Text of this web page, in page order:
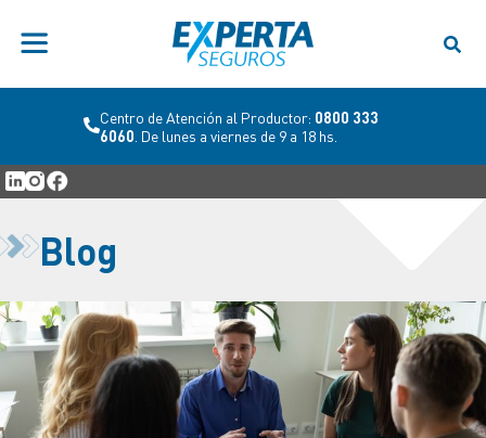
Centro de Atención al Productor: 0800 333
6060 . De lunes a viernes de 9 a 18 hs.
Blog